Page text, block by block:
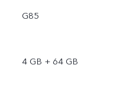
G85
4 GB + 64 GB